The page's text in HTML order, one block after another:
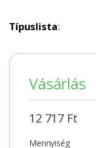
Típuslista:
Vásárlás
12 717 Ft
Mennyiség